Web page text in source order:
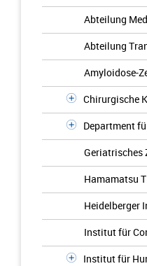
Abteilung
Abteilung
Amyloidose-
Chirurgische
Department
Geriatrisches
Hamamatsu
Heidelberger
Institut für
Institut für